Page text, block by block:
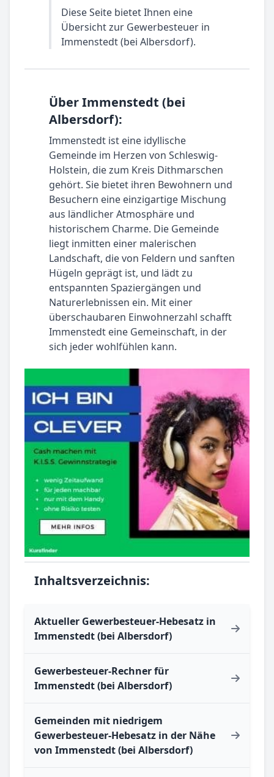
Diese Seite bietet Ihnen eine
Übersicht zur Gewerbesteuer in
Immenstedt (bei Albersdorf).
Über Immenstedt (bei
Albersdorf):
Immenstedt ist eine idyllische
Gemeinde im Herzen von Schleswig-
Holstein, die zum Kreis Dithmarschen
gehört. Sie bietet ihren Bewohnern und
Besuchern eine einzigartige Mischung
aus ländlicher Atmosphäre und
historischem Charme. Die Gemeinde
liegt inmitten einer malerischen
Landschaft, die von Feldern und sanften
Hügeln geprägt ist, und lädt zu
entspannten Spaziergängen und
Naturerlebnissen ein. Mit einer
überschaubaren Einwohnerzahl schafft
Immenstedt eine Gemeinschaft, in der
sich jeder wohlfühlen kann.
Inhaltsverzeichnis:
Aktueller Gewerbesteuer-Hebesatz in
Immenstedt (bei Albersdorf)
Gewerbesteuer-Rechner für
Immenstedt (bei Albersdorf)
Gemeinden mit niedrigem
Gewerbesteuer-Hebesatz in der Nähe
von Immenstedt (bei Albersdorf)